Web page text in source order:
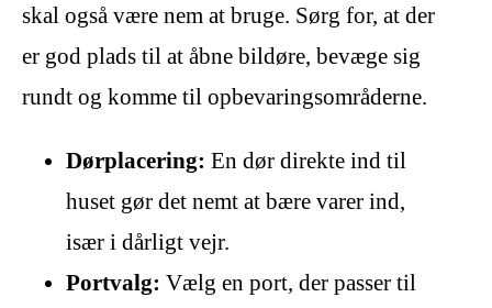
skal også være nem at bruge. Sørg for, at der
er god plads til at åbne bildøre, bevæge sig
rundt og komme til opbevaringsområderne.
Dørplacering: En dør direkte ind til
huset gør det nemt at bære varer ind,
især i dårligt vejr.
Portvalg: Vælg en port, der passer til